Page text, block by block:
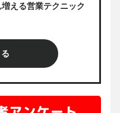
える営業テクニック